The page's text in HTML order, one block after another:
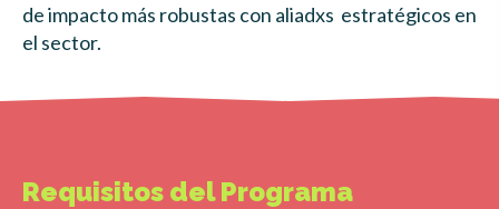
de impacto más robustas con aliadxs estratégicos en
el sector.
Requisitos del Programa